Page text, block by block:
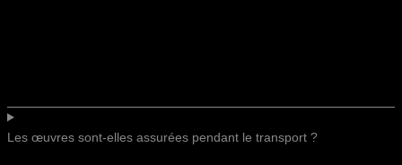
Les œuvres sont-elles assurées pendant le transport ?